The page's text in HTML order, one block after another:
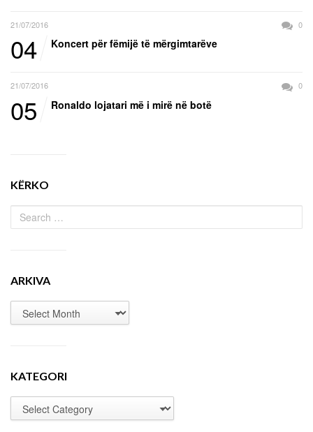
21/07/2016 0
04 Koncert për fëmijë të mërgimtarëve
21/07/2016 0
05 Ronaldo lojatari më i mirë në botë
KËRKO
ARKIVA
KATEGORI